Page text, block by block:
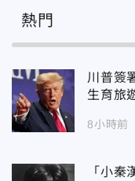
熱門
川普簽
生育旅
8小時前
「小